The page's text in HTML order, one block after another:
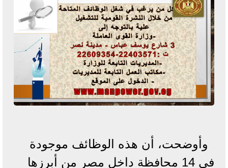
وأوضحت، أن هذه الوظائف موجودة
في 14 محافظة داخل مصر من أبرزها